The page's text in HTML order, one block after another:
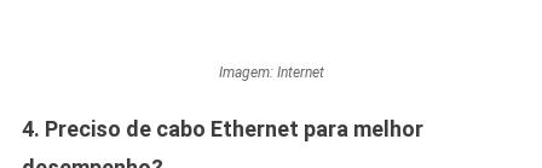
Imagem: Internet
4. Preciso de cabo Ethernet para melhor